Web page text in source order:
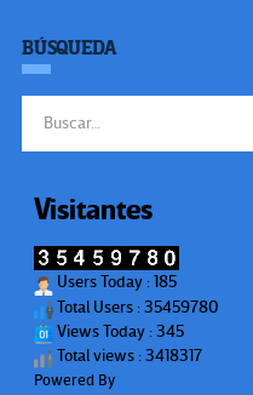
BÚSQUEDA
Visitantes
Users Today : 185
Total Users : 35459780
Views Today : 345
Total views : 3418317
Powered By